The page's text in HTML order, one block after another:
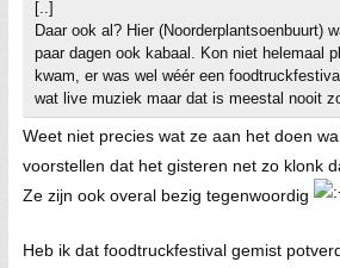
[..]
Daar ook al? Hier (Noorderplantsoenbuurt)
paar dagen ook kabaal. Kon niet helemaal
kwam, er was wel wéér een
wat live muziek maar dat is meestal nooit
Weet niet precies wat ze aan het doen
voorstellen dat het gisteren net zo klonk
Ze zijn ook overal bezig tegenwoordig
Heb ik dat foodtruckfestival gemist